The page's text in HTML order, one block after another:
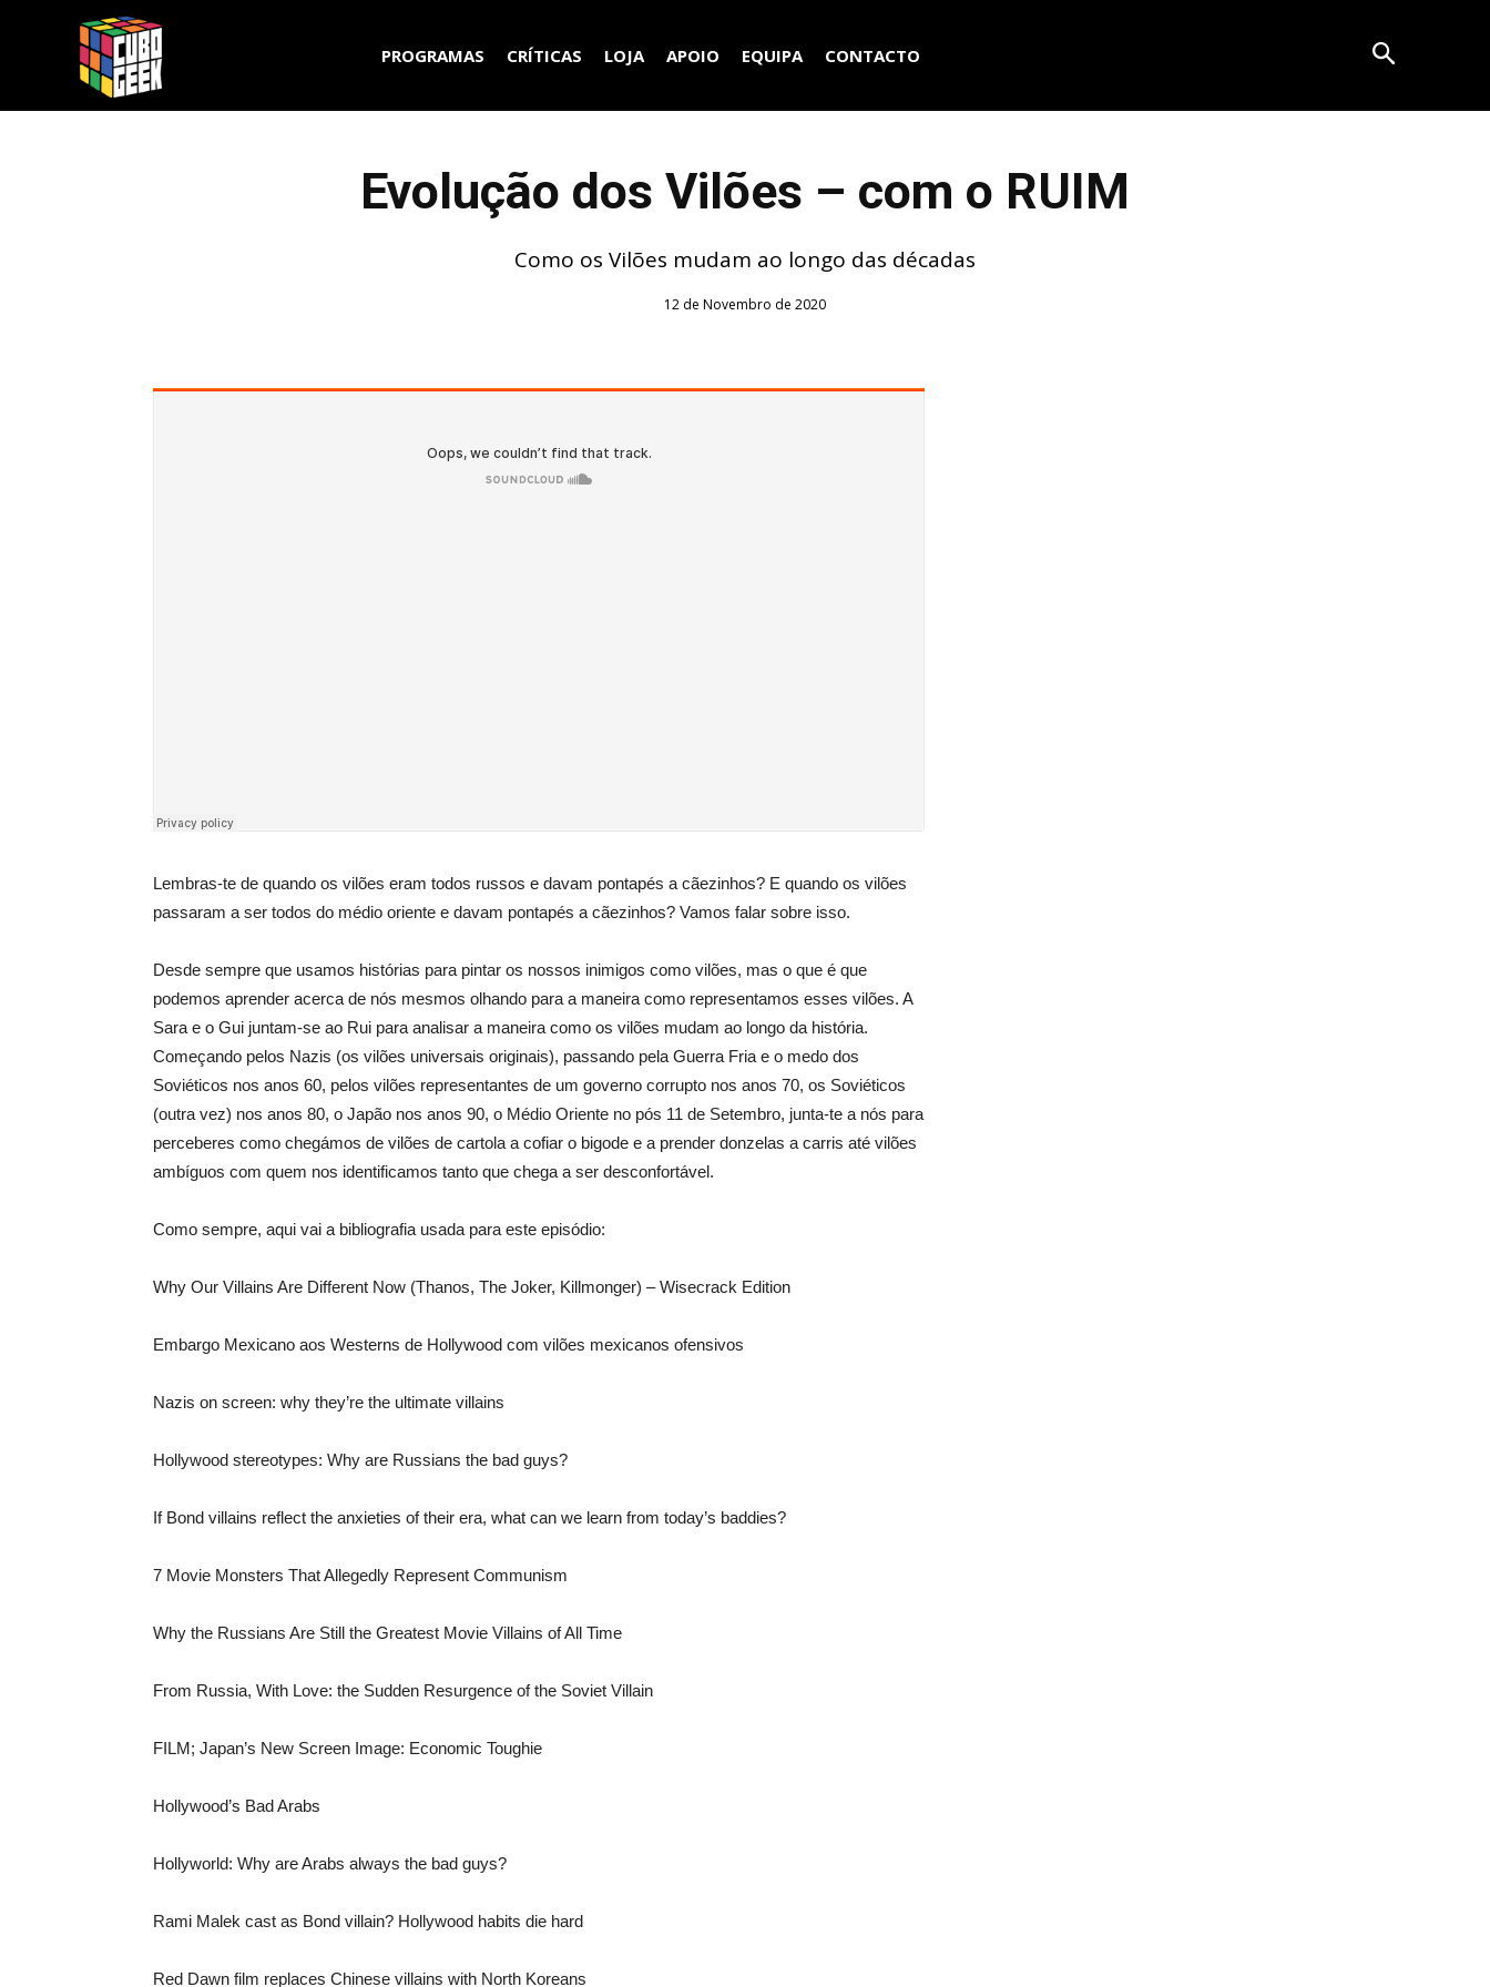
PROGRAMAS CRÍTICAS LOJA APOIO EQUIPA CONTACTO
Evolução dos Vilões – com o RUIM
Como os Vilões mudam ao longo das décadas
12 de Novembro de 2020
Lembras-te de quando os vilões eram todos russos e davam pontapés a cãezinhos? E quando os vilões
passaram a ser todos do médio oriente e davam pontapés a cãezinhos? Vamos falar sobre isso.
Desde sempre que usamos histórias para pintar os nossos inimigos como vilões, mas o que é que
podemos aprender acerca de nós mesmos olhando para a maneira como representamos esses vilões. A
Sara e o Gui juntam-se ao Rui para analisar a maneira como os vilões mudam ao longo da história.
Começando pelos Nazis (os vilões universais originais), passando pela Guerra Fria e o medo dos
Soviéticos nos anos 60, pelos vilões representantes de um governo corrupto nos anos 70, os Soviéticos
(outra vez) nos anos 80, o Japão nos anos 90, o Médio Oriente no pós 11 de Setembro, junta-te a nós para
perceberes como chegámos de vilões de cartola a cofiar o bigode e a prender donzelas a carris até vilões
ambíguos com quem nos identificamos tanto que chega a ser desconfortável.
Como sempre, aqui vai a bibliografia usada para este episódio:
Why Our Villains Are Different Now (Thanos, The Joker, Killmonger) – Wisecrack Edition
Embargo Mexicano aos Westerns de Hollywood com vilões mexicanos ofensivos
Nazis on screen: why they’re the ultimate villains
Hollywood stereotypes: Why are Russians the bad guys?
If Bond villains reflect the anxieties of their era, what can we learn from today’s baddies?
7 Movie Monsters That Allegedly Represent Communism
Why the Russians Are Still the Greatest Movie Villains of All Time
From Russia, With Love: the Sudden Resurgence of the Soviet Villain
FILM; Japan’s New Screen Image: Economic Toughie
Hollywood’s Bad Arabs
Hollyworld: Why are Arabs always the bad guys?
Rami Malek cast as Bond villain? Hollywood habits die hard
Red Dawn film replaces Chinese villains with North Koreans